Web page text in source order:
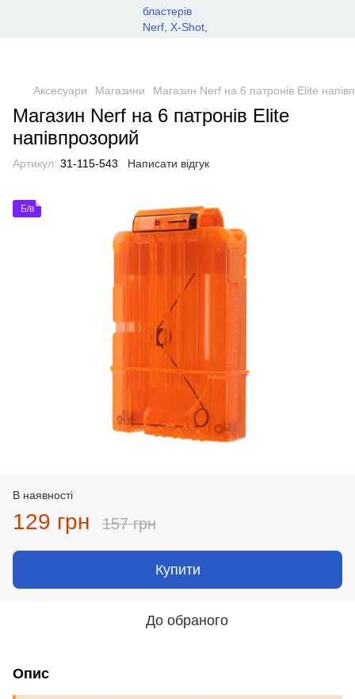
Аксесуари Магазини Магазин Nerf на 6 патронів Elite
Магазин Nerf на 6 патронів Elite
напівпрозорий
Артикул: 31-115-543 Написати відгук
Б/в
В наявності
129 грн 157 грн
Купити
До обраного
Опис